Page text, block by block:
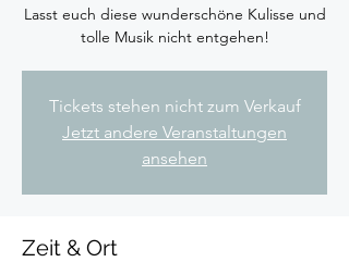
Lasst euch diese wunderschöne Kulisse und
tolle Musik nicht entgehen!
Tickets stehen nicht zum Verkauf
Jetzt andere Veranstaltungen
ansehen
Zeit & Ort